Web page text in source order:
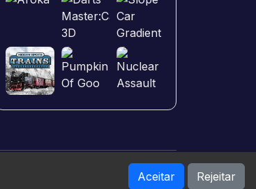
Aceitar Rejeitar